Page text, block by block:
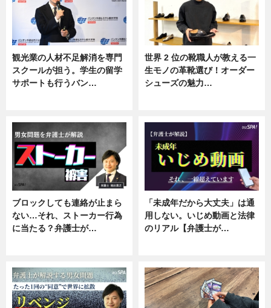
観光業の人材不足解消を専門
スクールが担う。学生の留学
サポートも行うバン…
世界 2 位の靴職人が教える一
生モノの革靴選び！オーダー
シューズの魅力…
ブロックしても連絡が止まら
ない…それ、ストーカー行為
に当たる？弁護士が…
「未成年だから大丈夫」は通
用しない。いじめ動画と法律
のリアル【弁護士が…